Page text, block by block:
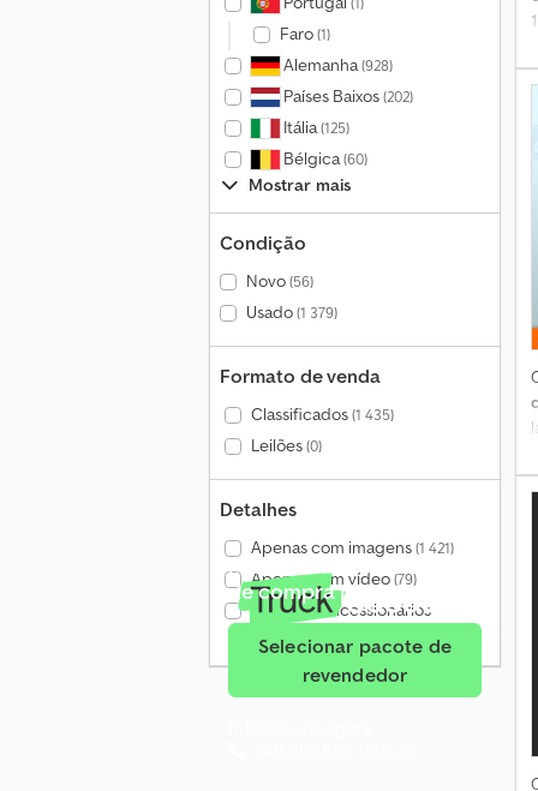
Faro(1)
Alemanha(928)
Países Baixos(202)
Itália(125)
Bélgica(60)
Mostrar mais
Condição
Novo(56)
Usado(1 379)
Formato de venda
Classificados(1 435)
Leilões(0)
Detalhes
Apenas com imagens(1 421)
Apenas com vídeo(79)
Apenas concessionários
verificados
Mais de 140 000 pedidos
de compra por mês
Selecionar pacote de
revendedor